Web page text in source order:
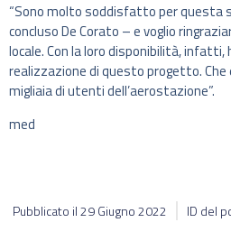
“Sono molto soddisfatto per questa
concluso De Corato – e voglio
locale. Con la loro disponibilità, infatti,
realizzazione di questo progetto.
migliaia di utenti dell’aerostazione”.
med
Pubblicato il29 Giugno 2022 ID del